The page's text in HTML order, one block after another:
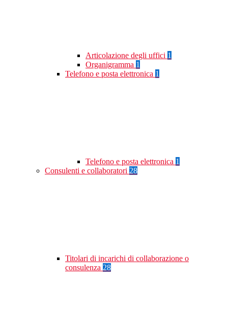
Articolazione degli uffici 1
Organigramma 1
Telefono e posta elettronica 1
Telefono e posta elettronica 1
Consulenti e collaboratori 28
Titolari di incarichi di collaborazione o
consulenza 28